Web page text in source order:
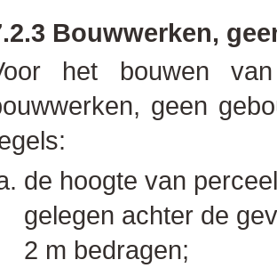
Bouwwerken,
het bouwen
geen
de hoogte van
gelegen achter de
2 m bedragen;